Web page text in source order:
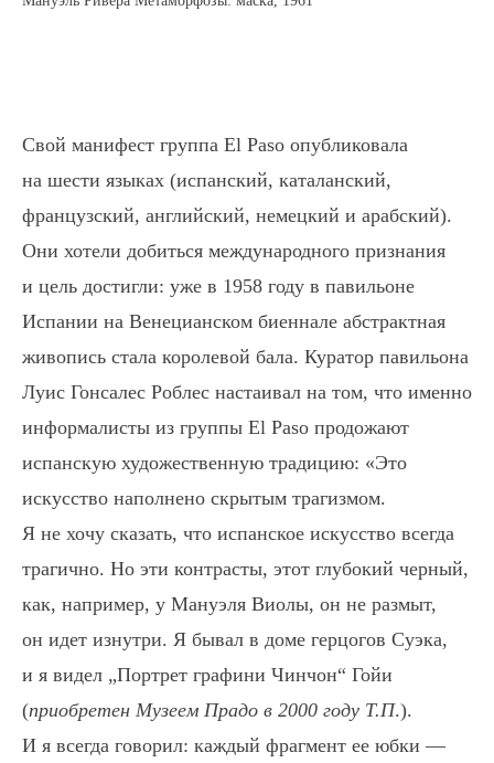
Свой манифест группа El Paso опубликовала
на шести языках (испанский, каталанский,
французский, английский, немецкий и арабский).
Они хотели добиться международного признания
и цель достигли: уже в 1958 году в павильоне
Испании на Венецианском биеннале абстрактная
живопись стала королевой бала. Куратор павильона
Луис Гонсалес Роблес настаивал на том, что именно
информалисты из группы El Paso продожают
испанскую художественную традицию: «Это
искусство наполнено скрытым трагизмом.
Я не хочу сказать, что испанское искусство всегда
трагично. Но эти контрасты, этот глубокий черный,
как, например, у Мануэля Виолы, он не размыт,
он идет изнутри. Я бывал в доме герцогов Суэка,
и я видел „Портрет графини Чинчон“ Гойи
(приобретен Музеем Прадо в 2000 году Т.П.).
И я всегда говорил: каждый фрагмент ее юбки —